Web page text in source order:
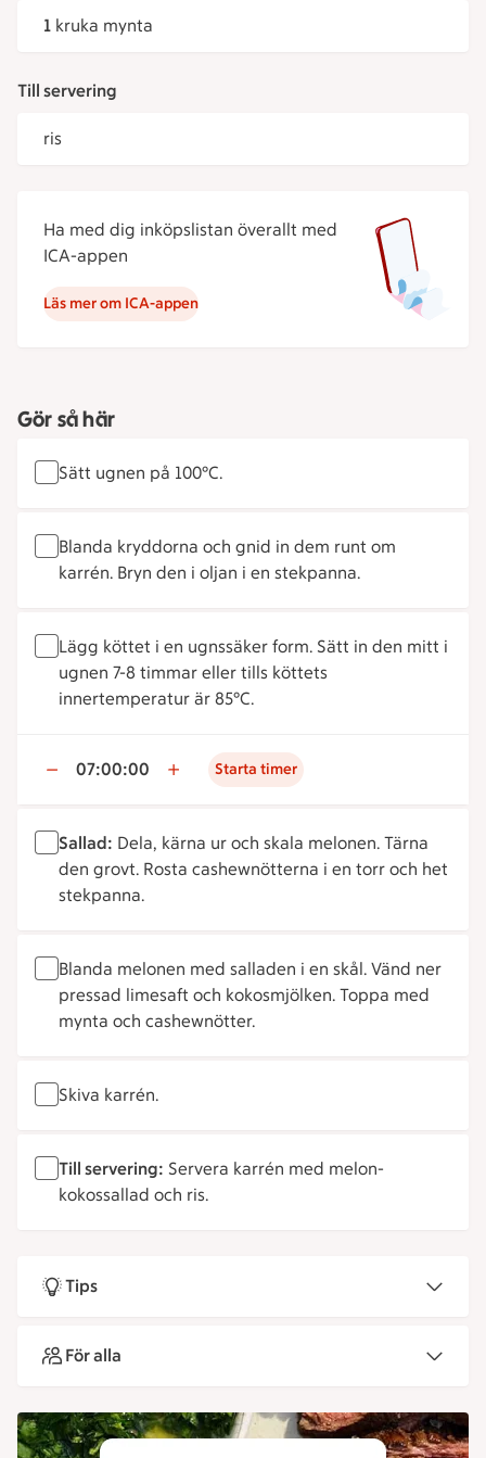
1 kruka mynta
Till servering
ris
Ha med dig inköpslistan överallt med
ICA-appen
Läs mer om ICA-appen
Gör så här
Sätt ugnen på 100°C.
Blanda kryddorna och gnid in dem runt om
karrén. Bryn den i oljan i en stekpanna.
Lägg köttet i en ugnssäker form. Sätt in den mitt i
ugnen 7-8 timmar eller tills köttets
innertemperatur är 85°C.
07:00:00 Starta timer
Sallad: Dela, kärna ur och skala melonen. Tärna
den grovt. Rosta cashewnötterna i en torr och het
stekpanna.
Blanda melonen med salladen i en skål. Vänd ner
pressad limesaft och kokosmjölken. Toppa med
mynta och cashewnötter.
Skiva karrén.
Till servering: Servera karrén med melon-
kokossallad och ris.
Tips
För alla